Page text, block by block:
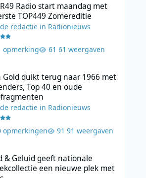
Radio start maandag met
TOP449 Zomereditie
de redactiein Radionieuws
opmerking 61 weergaven
Gold duikt terug naar 1966 met
Top 40 en oude
de redactiein Radionieuws
opmerkingen 91 weergaven
& Geluid geeft nationale
een nieuwe plek met